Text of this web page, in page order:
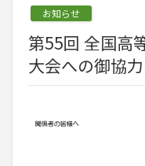
お知らせ
第55回 全国高
大会への御協